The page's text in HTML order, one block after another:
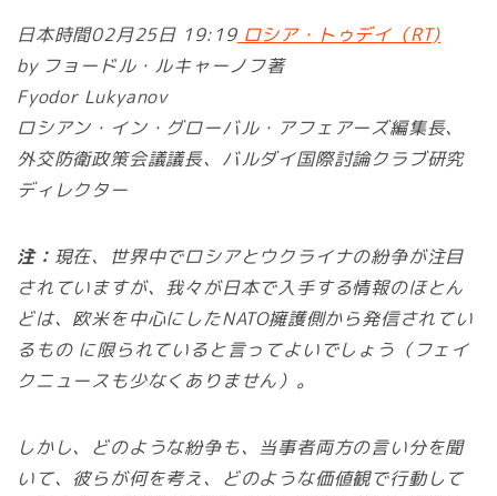
日本時間02月25日 19:19ロシア・トゥデイ（RT)
by フョードル・ルキャーノフ著
Fyodor Lukyanov
ロシアン・イン・グローバル・アフェアーズ編集長、
外交防衛政策会議議長、バルダイ国際討論クラブ研究
ディレクター
注： 現在、世界中でロシアとウクライナの紛争が注目
されていますが、我々が日本で入手する情報のほとん
どは、欧米を中心にしたNATO擁護側から発信されてい
るもの に限られていると言ってよいでしょう（フェイ
クニュースも少なくありません）。
しかし、どのような紛争も、当事者両方の言い分を聞
いて、彼らが何を考え、どのような価値観で行動して